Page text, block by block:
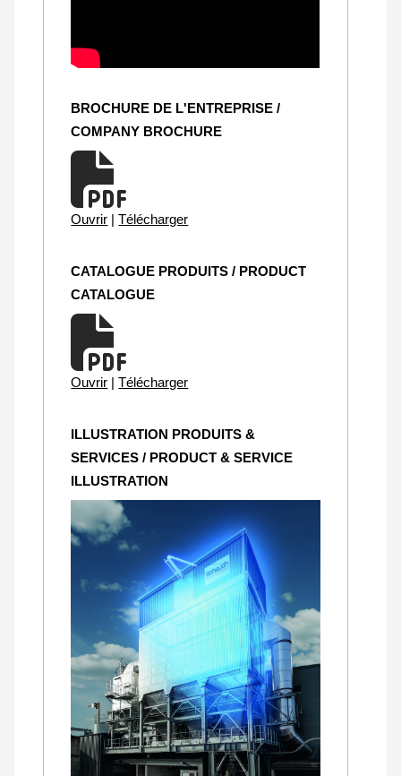
BROCHURE DE L'ENTREPRISE /
COMPANY BROCHURE
Ouvrir | Télécharger
CATALOGUE PRODUITS / PRODUCT
CATALOGUE
Ouvrir | Télécharger
ILLUSTRATION PRODUITS &
SERVICES / PRODUCT & SERVICE
ILLUSTRATION